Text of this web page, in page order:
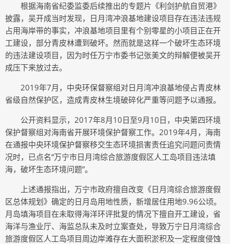
根据海南省纪委监委后续推出的专题片《利剑护航自贸港》
披露，吴开成当时发现，日月湾冲浪基地建设项目存在违法违规
占用海岸带的事实，冲浪基地项目里有个别零星的小项目正在开
工建设，部分青皮林遭到破坏。然而就是这样一个破坏生态环境
的违法建设项目，因为时任万宁市委书记张美文的辩解便被吴开
成压下来放过去。
2019年7月，中央环保督察组对日月湾冲浪基地侵占青皮林
省级自然保护区，造成青皮林生境破碎化严重等问题予以通报。
公开资料显示，2017年8月10日至9月10日，中央第四环境
保护督察组对海南省开展环境保护督察工作。2019年4月，海南
在通报中央环境保护督察移交生态环境损害责任追究问题问责情
况时，已点名“万宁市日月湾综合旅游度假区人工岛项目违法填
海，破坏生态环境问题”。
上述通报指出，万宁市政府擅自改变《日月湾综合旅游度假
区总体规划》确定的日月岛用地性质，新增居住用地9.96公顷。
月岛填海项目在未取得海洋环评批复的情况下擅自开工建设，省
海洋与渔业厅、海监总队未及时立案查处，导致万宁日月湾综合
旅游度假区人工岛项目周边岸滩存在大面积淤积及一定程度侵蚀